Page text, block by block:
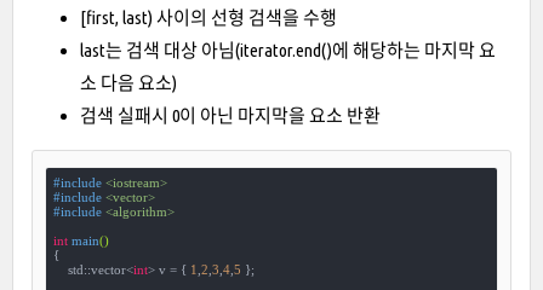
[first, last) 사이의 선형 검색을 수행
last는 검색 대상 아님(iterator.end()에 해당하는 마지막 요
소 다음 요소)
검색 실패시 0이 아닌 마지막을 요소 반환
#include <iostream>
#include <vector>
#include <algorithm>
int main()
{
    std::vector<
int> v = { 1 2 3 4, 5 };